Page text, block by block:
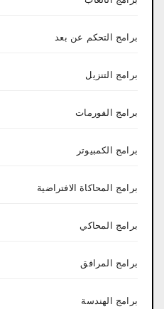
برامج التحكم عن بعد
برامج التنزيل
برامج الفورمات
برامج الكمبيوتر
برامج المحاكاة الافتراضية
برامج المحاكي
برامج المرافق
برامج الهندسة